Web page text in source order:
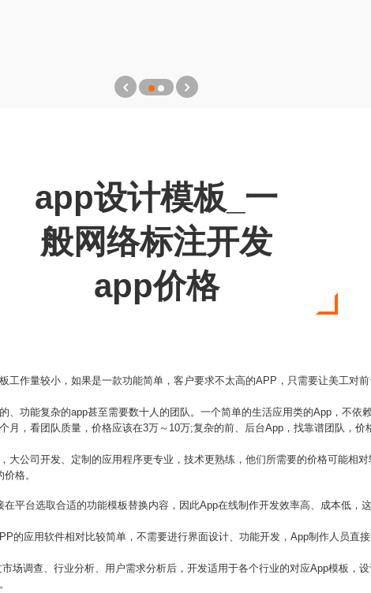
app设计模板_一
般网络标注开发
app价格
工作量较小，如果是一款功能简单，客户要求不太高的APP，只需要让美工对
、功能复杂的app甚至需要数十人的团队。一个简单的生活应用类的App，不依
月，看团队质量，价格应该在3万～10万;复杂的前、后台App，找靠谱团队，价
大公司开发、定制的应用程序更专业，技术更熟练，他们所需要的价格可能相
格。
平台选取合适的功能模板替换内容，因此App在线制作开发效率高、成本低，
的应用软件相对比较简单，不需要进行界面设计、功能开发，App制作人员直
场调查、行业分析、用户需求分析后，开发适用于各个行业的对应App模板，